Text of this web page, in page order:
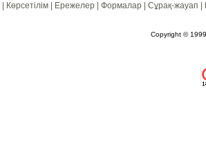
Көрсетілім Ережелер Формалар Сұрақ-жауап
Copyright ©